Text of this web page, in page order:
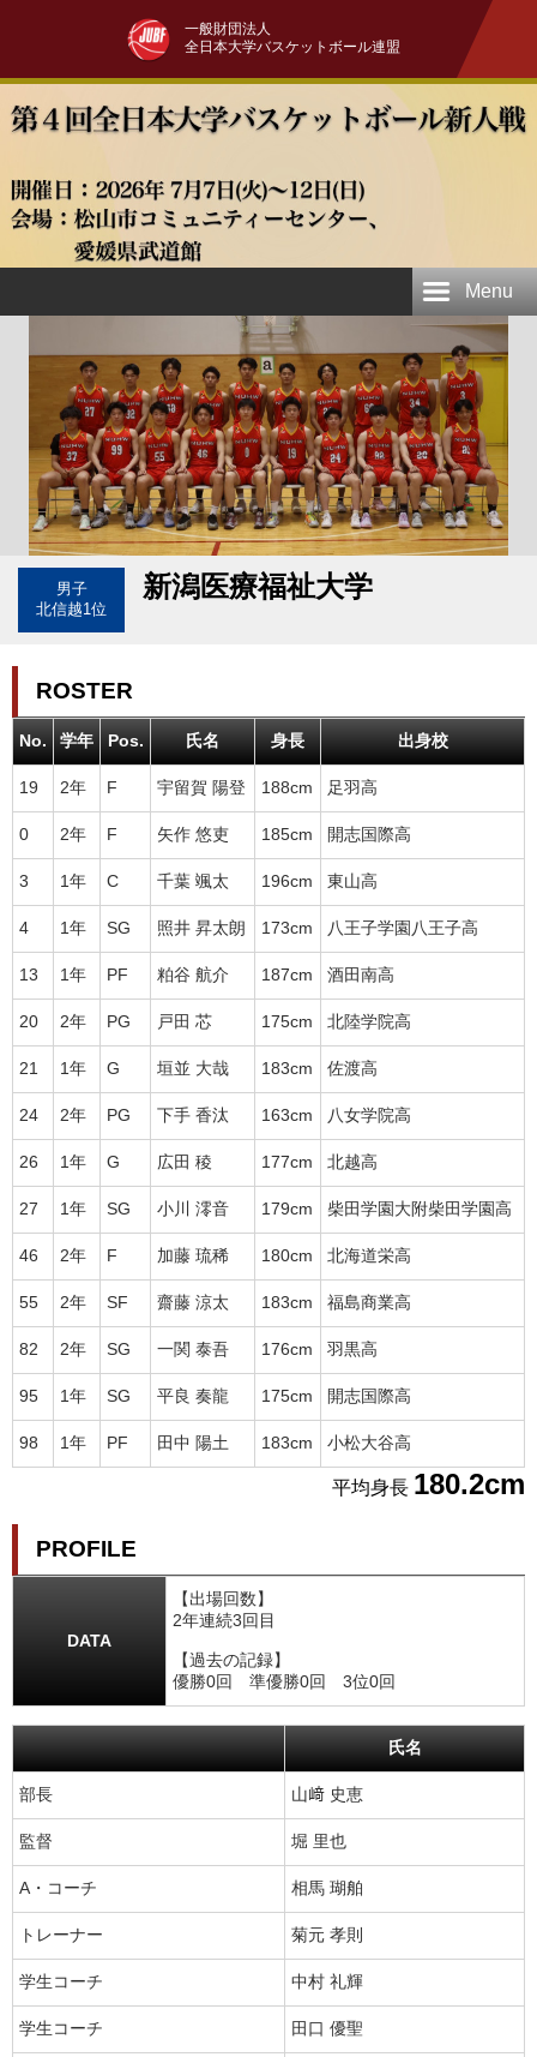
一般財団法人
全日本大学バスケットボール連盟
Menu
男子
北信越1位
新潟医療福祉大学
ROSTER
No. 学年 Pos. 氏名 身長 出身校
19 2年 F 宇留賀 陽登 188cm 足羽高
0 2年 F 矢作 悠吏 185cm 開志国際高
3 1年 C 千葉 颯太 196cm 東山高
4 1年 SG 照井 昇太朗 173cm 八王子学園八王子高
13 1年 PF 粕谷 航介 187cm 酒田南高
20 2年 PG 戸田 芯 175cm 北陸学院高
21 1年 G 垣並 大哉 183cm 佐渡高
24 2年 PG 下手 香汰 163cm 八女学院高
26 1年 G 広田 稜 177cm 北越高
27 1年 SG 小川 澪音 179cm 柴田学園大附柴田学園高
46 2年 F 加藤 琉稀 180cm 北海道栄高
55 2年 SF 齋藤 涼太 183cm 福島商業高
82 2年 SG 一関 泰吾 176cm 羽黒高
95 1年 SG 平良 奏龍 175cm 開志国際高
98 1年 PF 田中 陽土 183cm 小松大谷高
平均身長 180.2cm
PROFILE
DATA
【出場回数】
2年連続3回目
【過去の記録】
優勝0回 準優勝0回 3位0回
氏名
部長 山﨑 史恵
監督 堀 里也
A・コーチ 相馬 瑚舶
トレーナー 菊元 孝則
学生コーチ 中村 礼輝
学生コーチ 田口 優聖